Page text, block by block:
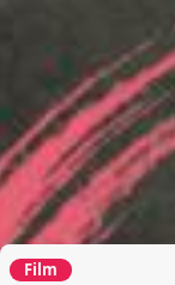
Film